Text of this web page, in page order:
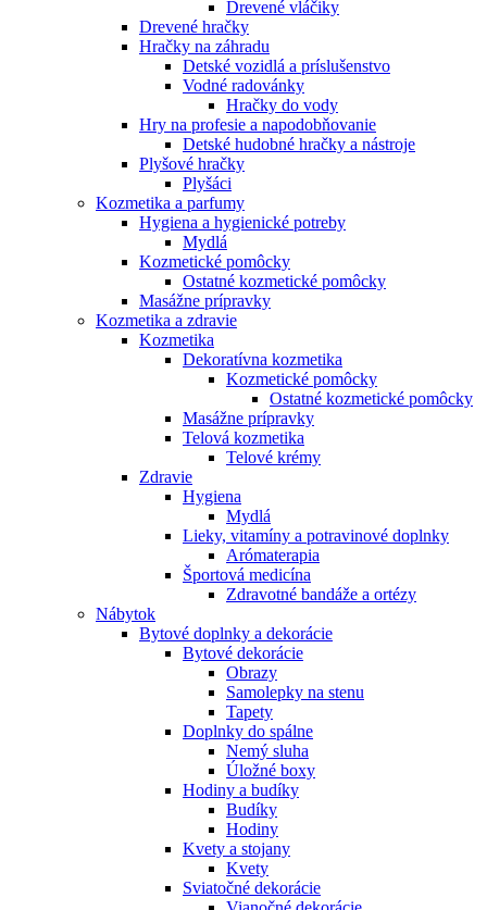
Drevené vláčiky
Drevené hračky
Hračky na záhradu
Detské vozidlá a príslušenstvo
Vodné radovánky
Hračky do vody
Hry na profesie a napodobňovanie
Detské hudobné hračky a nástroje
Plyšové hračky
Plyšáci
Kozmetika a parfumy
Hygiena a hygienické potreby
Mydlá
Kozmetické pomôcky
Ostatné kozmetické pomôcky
Masážne prípravky
Kozmetika a zdravie
Kozmetika
Dekoratívna kozmetika
Kozmetické pomôcky
Ostatné kozmetické pomôcky
Masážne prípravky
Telová kozmetika
Telové krémy
Zdravie
Hygiena
Mydlá
Lieky, vitamíny a potravinové doplnky
Arómaterapia
Športová medicína
Zdravotné bandáže a ortézy
Nábytok
Bytové doplnky a dekorácie
Bytové dekorácie
Obrazy
Samolepky na stenu
Tapety
Doplnky do spálne
Nemý sluha
Úložné boxy
Hodiny a budíky
Budíky
Hodiny
Kvety a stojany
Kvety
Sviatočné dekorácie